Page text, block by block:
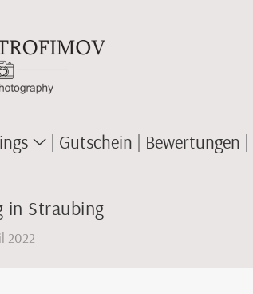
Gutschein Bewertungen
in Straubing
2022